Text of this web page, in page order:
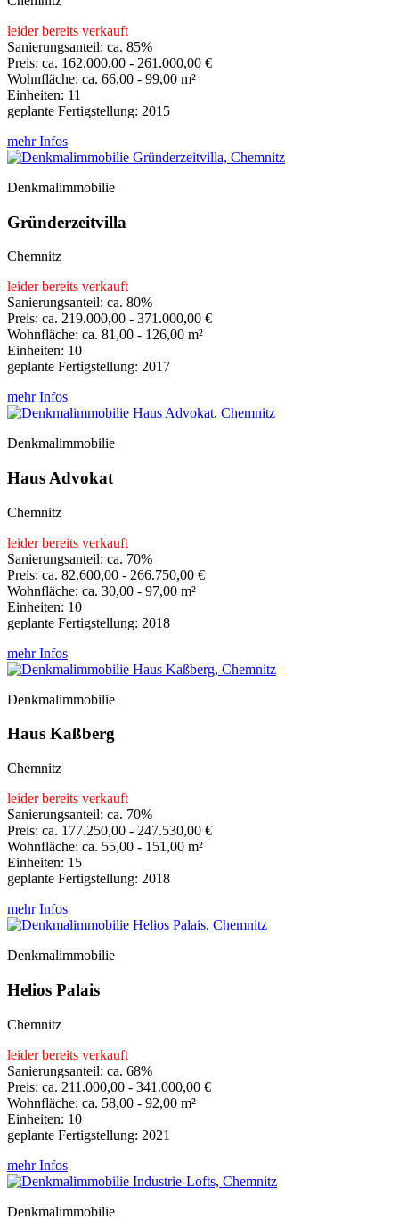
leider bereits verkauft
Sanierungsanteil: ca. 85%
Preis: ca. 162.000,00 - 261.000,00 €
Wohnfläche: ca. 66,00 - 99,00 m²
Einheiten: 11
geplante Fertigstellung: 2015
mehr Infos
Denkmalimmobilie
Gründerzeitvilla
Chemnitz
leider bereits verkauft
Sanierungsanteil: ca. 80%
Preis: ca. 219.000,00 - 371.000,00 €
Wohnfläche: ca. 81,00 - 126,00 m²
Einheiten: 10
geplante Fertigstellung: 2017
mehr Infos
Denkmalimmobilie
Haus Advokat
Chemnitz
leider bereits verkauft
Sanierungsanteil: ca. 70%
Preis: ca. 82.600,00 - 266.750,00 €
Wohnfläche: ca. 30,00 - 97,00 m²
Einheiten: 10
geplante Fertigstellung: 2018
mehr Infos
Denkmalimmobilie
Haus Kaßberg
Chemnitz
leider bereits verkauft
Sanierungsanteil: ca. 70%
Preis: ca. 177.250,00 - 247.530,00 €
Wohnfläche: ca. 55,00 - 151,00 m²
Einheiten: 15
geplante Fertigstellung: 2018
mehr Infos
Denkmalimmobilie
Helios Palais
Chemnitz
leider bereits verkauft
Sanierungsanteil: ca. 68%
Preis: ca. 211.000,00 - 341.000,00 €
Wohnfläche: ca. 58,00 - 92,00 m²
Einheiten: 10
geplante Fertigstellung: 2021
mehr Infos
Denkmalimmobilie